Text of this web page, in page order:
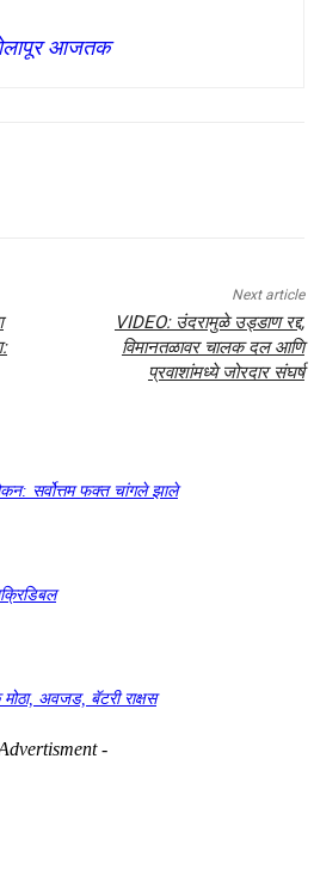
आजतक
Next article
VIDEO: उंदरामुळे उड्डाण रद्द,
विमानतळावर चालक दल आणि
प्रवाशांमध्ये जोरदार संघर्ष
सर्वोत्तम फक्त चांगले झाले
अवजड, बॅटरी राक्षस
-